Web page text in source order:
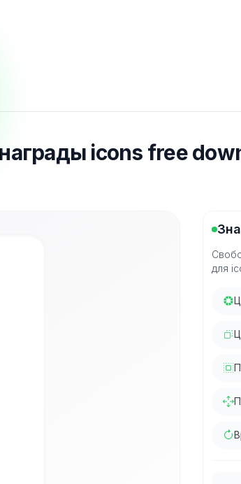
icons free
для